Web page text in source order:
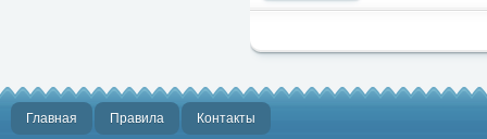
Главная Правила Контакты